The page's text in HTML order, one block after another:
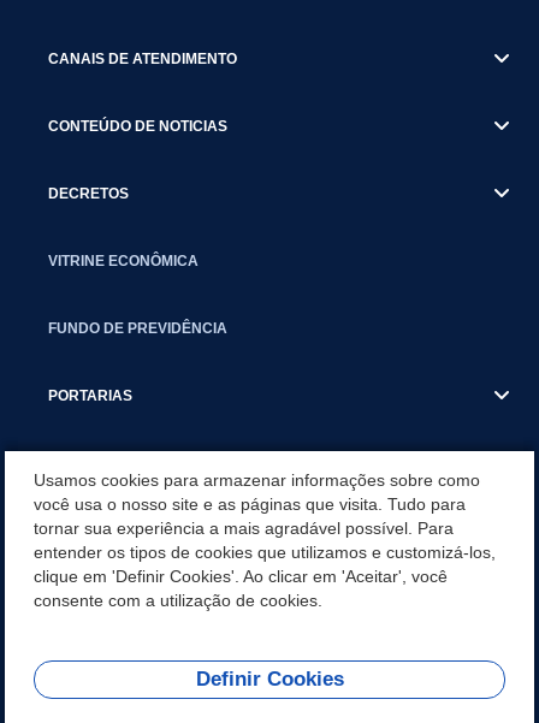
CANAIS DE ATENDIMENTO
CONTEÚDO DE NOTICIAS
DECRETOS
VITRINE ECONÔMICA
FUNDO DE PREVIDÊNCIA
PORTARIAS
CONCURSO/PSS/CONVOCAÇÃO
INCENTIVOS PÚBLICOS À PROJETOS CULTURAIS - INÁCIO
MARTINS PR
REDES SOCIAIS
Usamos cookies para armazenar informações sobre como
você usa o nosso site e as páginas que visita. Tudo para
tornar sua experiência a mais agradável possível. Para
entender os tipos de cookies que utilizamos e customizá-los,
clique em 'Definir Cookies'. Ao clicar em 'Aceitar', você
consente com a utilização de cookies.
Definir Cookies